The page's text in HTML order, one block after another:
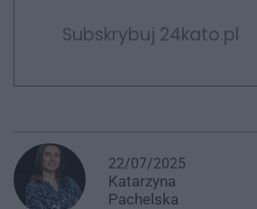
Subskrybuj 24kato.pl
22/07/2025
Katarzyna
Pachelska